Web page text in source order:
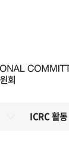
ICRC 활동